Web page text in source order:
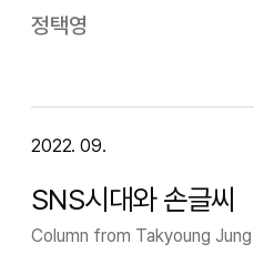
야심차게 세운 연중 계획, 단절
정택영
2022. 09.
SNS시대와 손글씨
Column from Takyoung